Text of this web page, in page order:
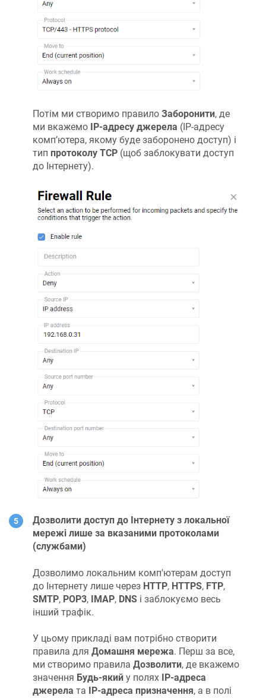
Потім ми створимо правило Заборонити, де
ми вкажемо IP-адресу джерела (IP-адресу
комп’ютера, якому буде заборонено доступ) і
тип протоколу TCP (щоб заблокувати доступ
до Інтернету).
Дозволити доступ до Інтернету з локальної
мережі лише за вказаними протоколами
(службами)
Дозволимо локальним комп'ютерам доступ
до Інтернету лише через HTTP, HTTPS, FTP,
SMTP, POP3, IMAP, DNS і заблокуємо весь
інший трафік.
У цьому прикладі вам потрібно створити
правила для Домашня мережа. Перш за все,
ми створимо правила Дозволити, де вкажемо
значення Будь-який у полях IP-адреса
джерела та IP-адреса призначення, а в полі